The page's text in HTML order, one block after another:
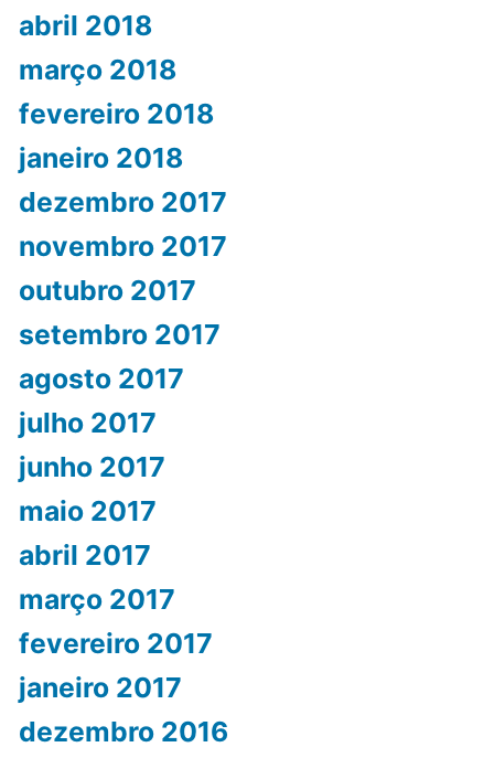
abril 2018
março 2018
fevereiro 2018
janeiro 2018
dezembro 2017
novembro 2017
outubro 2017
setembro 2017
agosto 2017
julho 2017
junho 2017
maio 2017
abril 2017
março 2017
fevereiro 2017
janeiro 2017
dezembro 2016